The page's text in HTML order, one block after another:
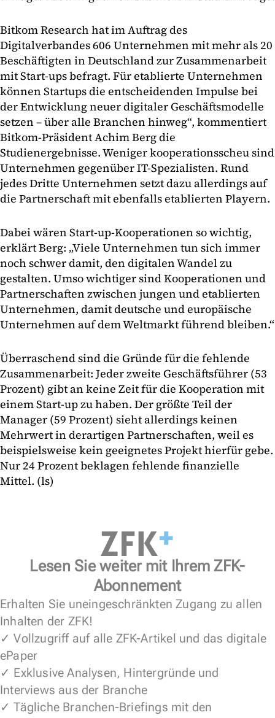
Bitkom Research hat im Auftrag des
Digitalverbandes 606 Unternehmen mit mehr als 20
Beschäftigten in Deutschland zur Zusammenarbeit
mit Start-ups befragt. Für etablierte Unternehmen
können Startups die entscheidenden Impulse bei
der Entwicklung neuer digitaler Geschäftsmodelle
setzen – über alle Branchen hinweg“, kommentiert
Bitkom-Präsident Achim Berg die
Studienergebnisse. Weniger kooperationsscheu sind
Unternehmen gegenüber IT-Spezialisten. Rund
jedes Dritte Unternehmen setzt dazu allerdings auf
die Partnerschaft mit ebenfalls etablierten Playern.
Dabei wären Start-up-Kooperationen so wichtig,
erklärt Berg: „Viele Unternehmen tun sich immer
noch schwer damit, den digitalen Wandel zu
gestalten. Umso wichtiger sind Kooperationen und
Partnerschaften zwischen jungen und etablierten
Unternehmen, damit deutsche und europäische
Unternehmen auf dem Weltmarkt führend bleiben.“
Überraschend sind die Gründe für die fehlende
Zusammenarbeit: Jeder zweite Geschäftsführer (53
Prozent) gibt an keine Zeit für die Kooperation mit
einem Start-up zu haben. Der größte Teil der
Manager (59 Prozent) sieht allerdings keinen
Mehrwert in derartigen Partnerschaften, weil es
beispielsweise kein geeignetes Projekt hierfür gebe.
Nur 24 Prozent beklagen fehlende finanzielle
Mittel. (ls)
Lesen Sie weiter mit Ihrem ZFK-
Abonnement
Erhalten Sie uneingeschränkten Zugang zu allen
Inhalten der ZFK!
✓ Vollzugriff auf alle ZFK-Artikel und das digitale
ePaper
✓ Exklusive Analysen, Hintergründe und
Interviews aus der Branche
✓ Tägliche Branchen-Briefings mit den